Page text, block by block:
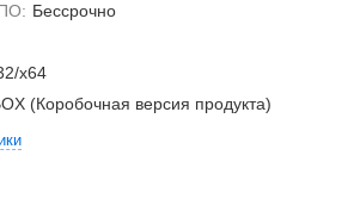
Бессрочно
x64
(Коробочная версия продукта)